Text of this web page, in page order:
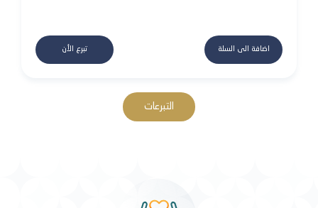
اضافة الى السلة تبرع الأن
التبرعات